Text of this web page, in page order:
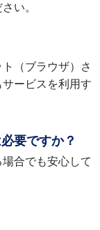
い。
（ブラウザ）さ
ービスを利用す
要ですか？
合でも安心して